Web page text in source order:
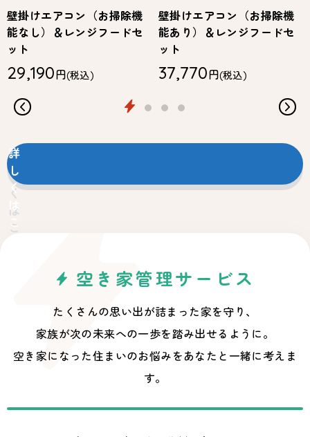
壁掛けエアコン（お掃除機
能なし）＆レンジフードセ
ット
29,190円(税込)
壁掛けエアコン（お掃除機
能あり）＆レンジフードセ
ット
37,770円(税込)
詳
し
く
は
こ
空き家管理サービス
たくさんの思い出が詰まった家を守り、
家族が次の未来への一歩を踏み出せるように。
空き家になった住まいのお悩みをあなたと一緒に考えま
す。